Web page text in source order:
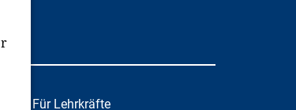
Für Lehrkräfte